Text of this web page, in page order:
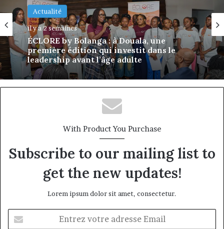
Actualité
il y a 2 semaines
ÉCLORE by Bolanga : à Douala, une
leadership avant l’âge adulte
Actualité
il y a 2 semaines
DÉCLIC Business : à Douala, une première
édition qui attaque le talon d’Achille des
PME camerounaises
With Product You Purchase
Subscribe to our mailing list to
get the new updates!
Lorem ipsum dolor sit amet, consectetur.
votre